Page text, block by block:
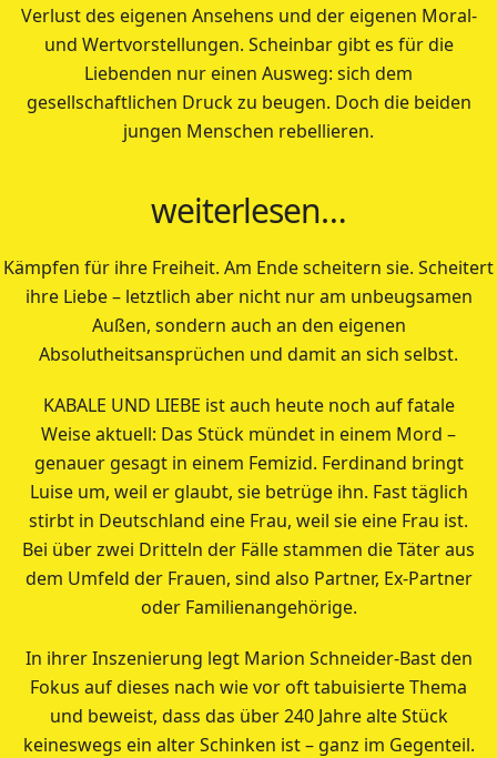
Verlust des eigenen Ansehens und der eigenen Moral-
und Wertvorstellungen. Scheinbar gibt es für die
Liebenden nur einen Ausweg: sich dem
gesellschaftlichen Druck zu beugen. Doch die beiden
jungen Menschen rebellieren.
weiterlesen…
Kämpfen für ihre Freiheit. Am Ende scheitern sie. Scheitert
ihre Liebe – letztlich aber nicht nur am unbeugsamen
Außen, sondern auch an den eigenen
Absolutheitsansprüchen und damit an sich selbst.
KABALE UND LIEBE ist auch heute noch auf fatale
Weise aktuell: Das Stück mündet in einem Mord –
genauer gesagt in einem Femizid. Ferdinand bringt
Luise um, weil er glaubt, sie betrüge ihn. Fast täglich
stirbt in Deutschland eine Frau, weil sie eine Frau ist.
Bei über zwei Dritteln der Fälle stammen die Täter aus
dem Umfeld der Frauen, sind also Partner, Ex-Partner
oder Familienangehörige.
In ihrer Inszenierung legt Marion Schneider-Bast den
Fokus auf dieses nach wie vor oft tabuisierte Thema
und beweist, dass das über 240 Jahre alte Stück
keineswegs ein alter Schinken ist – ganz im Gegenteil.